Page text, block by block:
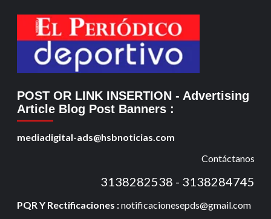
POST OR LINK INSERTION - Advertising
Article Blog Post Banners :
mediadigital-ads@hsbnoticias.com
Contáctanos
3138282538 - 3138284745
PQR Y Rectificaciones :notificacionesepds@gmail.com